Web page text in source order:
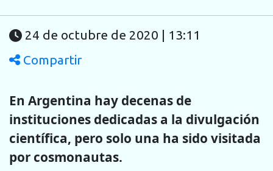
24 de octubre de 2020 | 13:11
Compartir
En Argentina hay decenas de
instituciones dedicadas a la divulgación
científica, pero solo una ha sido visitada
por cosmonautas.